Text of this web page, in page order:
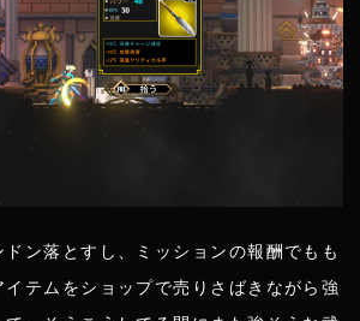
ン落とすし、ミッションの報酬でもも
イテムをショップで売りさばきながら強